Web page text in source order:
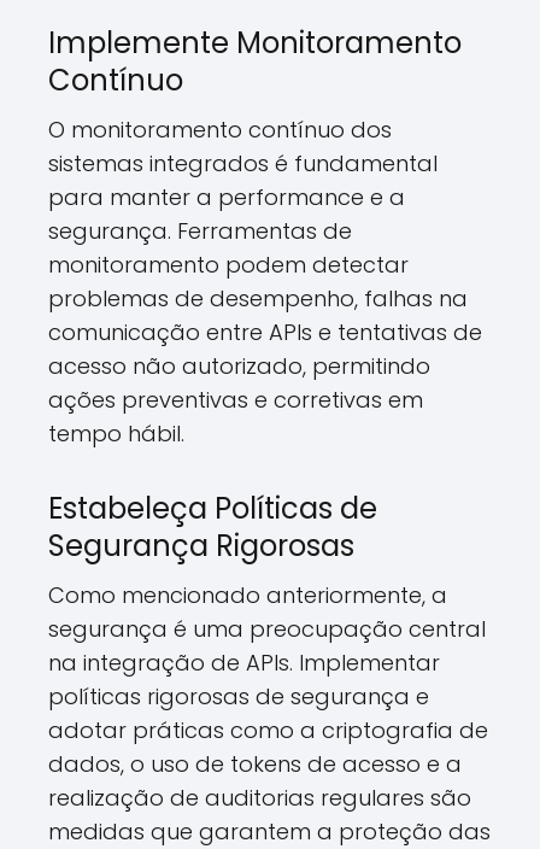
Implemente Monitoramento
Contínuo
O monitoramento contínuo dos
sistemas integrados é fundamental
para manter a performance e a
segurança. Ferramentas de
monitoramento podem detectar
problemas de desempenho, falhas na
comunicação entre APIs e tentativas de
acesso não autorizado, permitindo
ações preventivas e corretivas em
tempo hábil.
Estabeleça Políticas de
Segurança Rigorosas
Como mencionado anteriormente, a
segurança é uma preocupação central
na integração de APIs. Implementar
políticas rigorosas de segurança e
adotar práticas como a criptografia de
dados, o uso de tokens de acesso e a
realização de auditorias regulares são
medidas que garantem a proteção das